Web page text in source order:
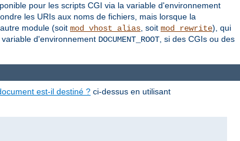
pour les scripts CGI via la variable d'environnement
les URIs aux noms de fichiers, mais lorsque la
module (soit mod_vhost_alias , soit mod_rewrite), qui
d'environnement DOCUMENT_ROOT , si des CGIs ou des
est-il destiné ? ci-dessus en utilisant